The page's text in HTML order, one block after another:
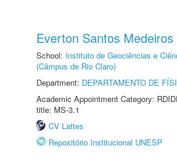
Everton Santos Medeiros
School: Instituto de Geociências e
(Câmpus de Rio Claro)
Department: DEPARTAMENTO DE
Academic Appointment Category:
title: MS-3.1
CV Lattes
Repositório Institucional UNESP